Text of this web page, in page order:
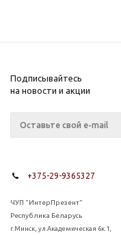
Подписывайтесь
на новости и акции
+375-29-9365327
ЧУП "ИнтерПрезент"
Республика Беларусь
г.Минск, ул.Академическая 6к.1,